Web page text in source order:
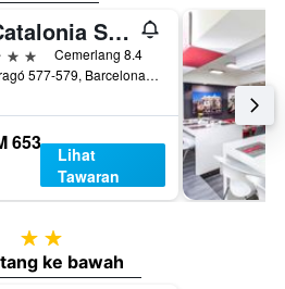
Catalonia Sagrada Familia
bintangCemerlang 8.4
Aragó 577-579, Barcelona, Sepanyol
653
Lihat
Tawaran
2 bintang
ke bawah